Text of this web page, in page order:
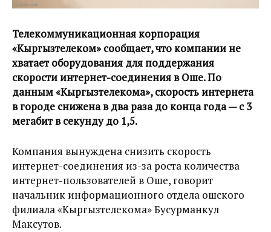
Телекоммуникационная корпорация
«Кыргызтелеком» сообщает, что компании не
хватает оборудования для поддержания
скорости интернет-соединения в Оше. По
данным «Кыргызтелекома», скорость интернета
в городе снижена в два раза до конца года — с 3
мегабит в секунду до 1,5.
Компания вынуждена снизить скорость
интернет-соединения из-за роста количества
интернет-пользователей в Оше, говорит
начальник информационного отдела ошского
филиала «Кыргызтелекома» Бусурманкул
Максутов.